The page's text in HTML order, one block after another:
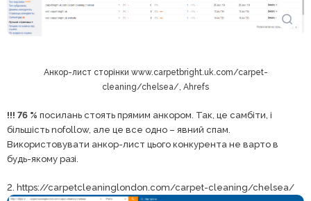
Анкор-лист сторінки www.carpetbright.uk.com/carpet-
cleaning/chelsea/, Ahrefs
!!! 76 % посилань стоять прямим анкором. Так, це самбіти, і
більшість nofollow, але це все одно – явний спам.
Використовувати анкор-лист цього конкурента не варто в
будь-якому разі.
2. https://carpetcleaninglondon.com/carpet-cleaning/chelsea/